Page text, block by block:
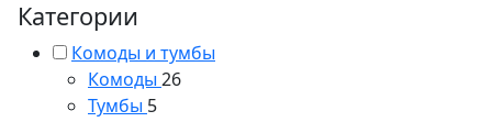
Категории
Комоды и тумбы
Комоды 26
Тумбы 5